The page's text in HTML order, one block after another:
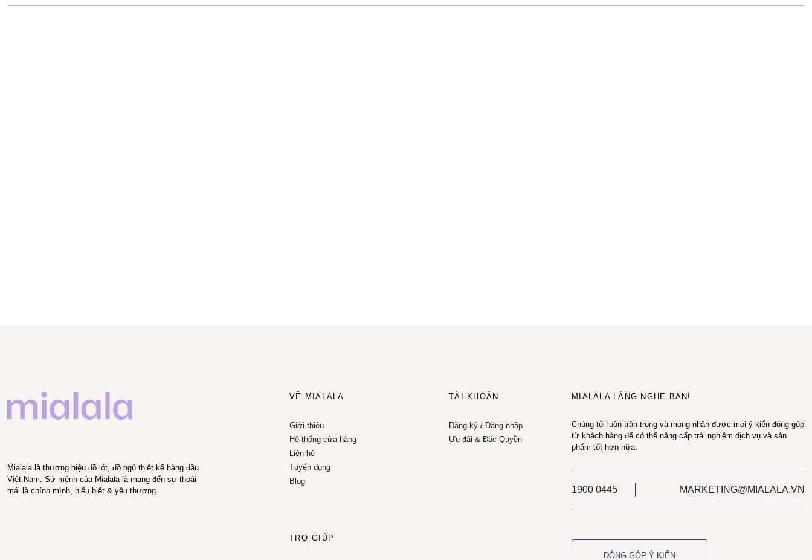
Mialala là thương hiệu đồ lót, đồ ngủ thiết kế hàng đầu
Việt Nam. Sứ mệnh của Mialala là mang đến sự thoải
mái là chính mình, hiểu biết & yêu thương.
VỀ MIALALA
Giới thiệu
Hệ thống cửa hàng
Liên hệ
Tuyển dụng
Blog
TÀI KHOẢN
Đăng ký/ Đăng nhập
Ưu đãi & Đặc Quyền
TRỢ GIÚP
MIALALA LẮNG NGHE BẠN!
Chúng tôi luôn trân trọng và mong nhận được mọi ý kiến đóng góp
từ khách hàng để có thể nâng cấp trải nghiệm dịch vụ và sản
phẩm tốt hơn nữa.
1900 0445 MARKETING@MIALALA.VN
ĐÓNG GÓP Ý KIẾN